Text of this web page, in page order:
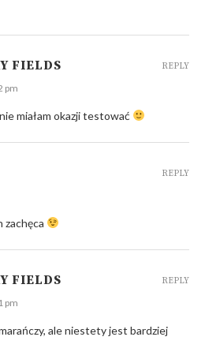
FIELDS
pm
miałam okazji testować
REPLY
zachęca
REPLY
FIELDS
pm
ale niestety jest bardziej
REPLY